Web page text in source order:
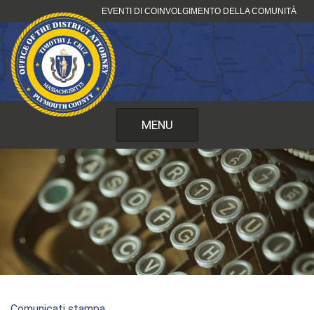
al
contenuto
EVENTI DI COINVOLGIMENTO DELLA COMUNITÀ
MENU